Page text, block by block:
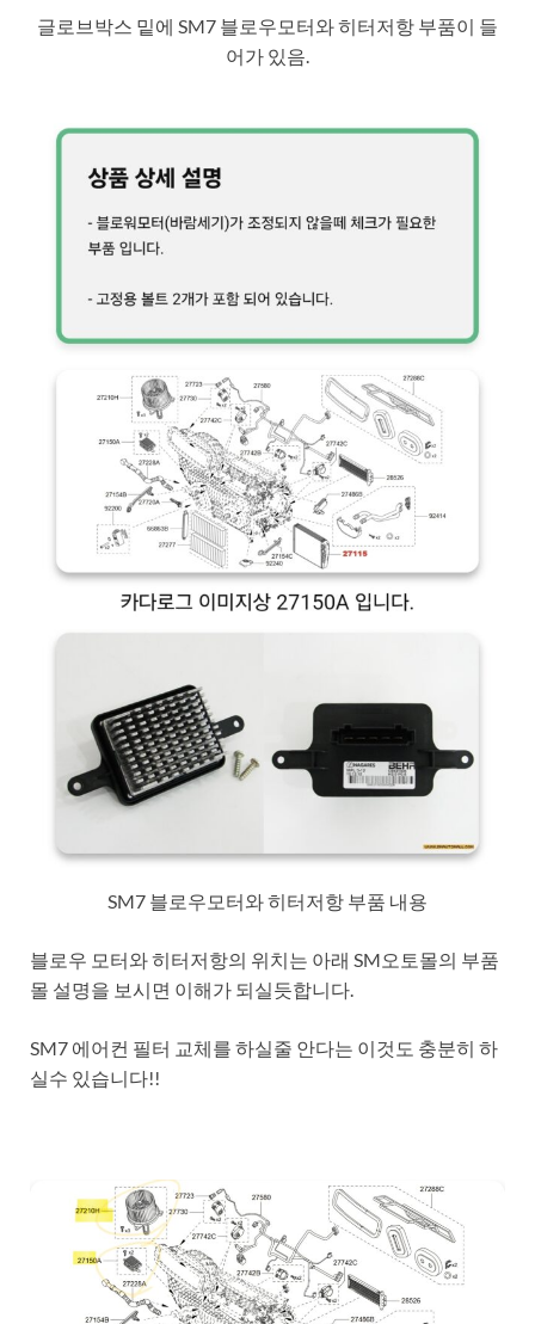
글로브박스 밑에 SM7 블로우모터와 히터저항 부품이 들
어가 있음.
SM7 블로우모터와 히터저항 부품 내용
블로우 모터와 히터저항의 위치는 아래 SM오토몰의 부품
몰 설명을 보시면 이해가 되실듯합니다.
SM7 에어컨 필터 교체를 하실줄 안다는 이것도 충분히 하
실수 있습니다!!